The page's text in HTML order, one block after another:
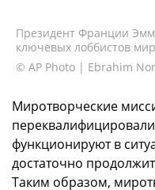
Президент Франции
ключевых лоббистов
© AP Photo | Ebrahim
Миротворческие
функционируют в
достаточно
Таким образом,